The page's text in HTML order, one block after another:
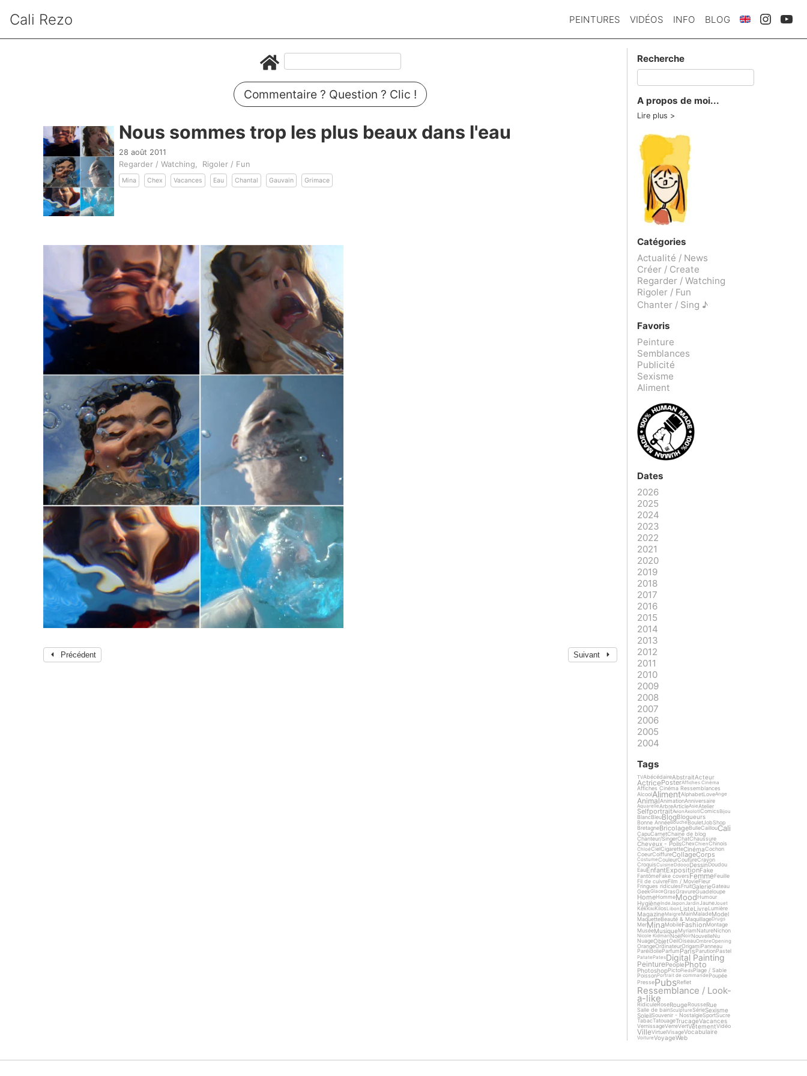
Cali Rezo PEINTURES VIDÉOS INFO BLOG
Commentaire ? Question ? Clic !
Nous sommes trop les plus beaux dans l'eau
28 août 2011
Regarder / Watching Rigoler / Fun
Mina Chex Vacances Eau Chantal Gauvain Grimace
Précédent Suivant
Recherche
A propos de moi...
Lire plus
Catégories
Actualité / News
Créer / Create
Regarder / Watching
Rigoler / Fun
Chanter / Sing ♪
Favoris
Peinture
Semblances
Publicité
Sexisme
Aliment
Dates
2026
2025
2024
2023
2022
2021
2020
2019
2018
2017
2016
2015
2014
2013
2012
2011
2010
2009
2008
2007
2006
2005
2004
Tags
TVAbécédaireAbstraitActeur
ActricePosterAffiches Cinéma
Affiches Cinéma Ressemblances
AlcoolAlimentAlphabetLoveAnge
AnimalAnimationAnniversaire
AquarelleArbreArticleAsieAtelier
SelfportraitAvionAxolotlComicsBijou
BlancBleuBlogBlogueurs
Bonne AnnéeBoucheBouletJobShop
BretagneBricolageBulleCaillouCali
CapuCarnetChaine de blog
Chanteur/SingerChatChaussure
Cheveux - PoilsChexChienChinois
ChloéCielCigaretteCinémaCochon
CoeurCoiffureCollageCorps
CostumeCouleurCoutureCrayon
CroquisCuisineDdoooDessinDoudou
EauEnfantExpositionFake
FantômeFake coversFemmeFeuille
Fil de cuivreFilm / MovieFleur
Fringues ridiculesFruitGalerieGateau
GeekGlaceGrasGravureGuadeloupe
HomeHommeMoodHumour
HygièneInde Japon JardinJaune Jouet
KekKikiKilosLibon ListeLivreLumière
MagazineMaigre MainMaladeModel
MaquetteBeauté & MaquillageDrugs
MerMinaMobileFashionMontage
MuséeMusiqueMyriamNatureNichon
Nicole KidmanNoëlNoirNouvelleNu
NuageObjetOeilOiseauOmbreOpening
OrangeOrdinateurOrigamiPanneau
ParéidolieParfumParisParutionPastel
PatatePatesDigital Painting
PeinturePeoplePhoto
PhotoshopPictoPiedsPlage / Sable
PoissonPortrait de commande Poupée
PressePubsReflet
Ressemblance / Look-
a-like
RidiculeRoseRougeRousseRue
Salle de bainSculptureSérieSexisme
SoleilSouvenir - NostalgieSportSucre
TabacTatouageTrucageVacances
VernissageVerreVertVêtementVidéo
VilleVirtuelVisageVocabulaire
VoitureVoyageWeb